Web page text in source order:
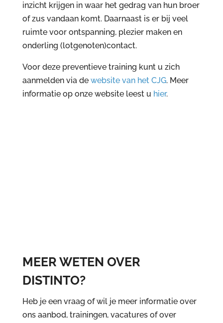
inzicht krijgen in waar het gedrag van hun broer
of zus vandaan komt. Daarnaast is er bij veel
ruimte voor ontspanning, plezier maken en
onderling (lotgenoten)contact.
Voor deze preventieve training kunt u zich
aanmelden via de website van het CJG. Meer
informatie op onze website leest u hier.
MEER WETEN OVER
DISTINTO?
Heb je een vraag of wil je meer informatie over
ons aanbod, trainingen, vacatures of over